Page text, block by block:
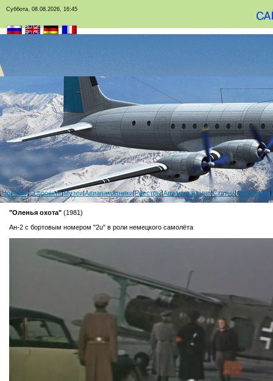
Суббота, 08.08.2026, 16:45
|Новости|О проекте|Музеи|Авиапамятники|Реестры|Авиация в кино|Статьи|Фотоархив|
"Оленья охота"(1981)
Ан-2 с бортовым номером "2u" в роли немецкого самолёта